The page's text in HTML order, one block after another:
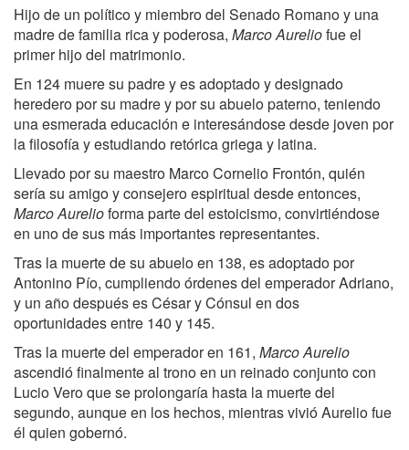
Hijo de un político y miembro del Senado Romano y una
madre de familia rica y poderosa, Marco Aureliofue el
primer hijo del matrimonio.
En 124 muere su padre y es adoptado y designado
heredero por su madre y por su abuelo paterno, teniendo
una esmerada educación e interesándose desde joven por
la filosofía y estudiando retórica griega y latina.
Llevado por su maestro Marco Cornelio Frontón, quién
sería su amigo y consejero espiritual desde entonces,
Marco Aurelioforma parte del estoicismo, convirtiéndose
en uno de sus más importantes representantes.
Tras la muerte de su abuelo en 138, es adoptado por
Antonino Pío, cumpliendo órdenes del emperador Adriano,
y un año después es César y Cónsul en dos
oportunidades entre 140 y 145.
Tras la muerte del emperador en 161, Marco Aurelio
ascendió finalmente al trono en un reinado conjunto con
Lucio Vero que se prolongaría hasta la muerte del
segundo, aunque en los hechos, mientras vivió Aurelio fue
él quien gobernó.